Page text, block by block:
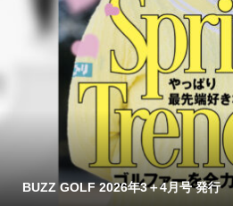
BUZZ GOLF 2026年3＋4月号 発行